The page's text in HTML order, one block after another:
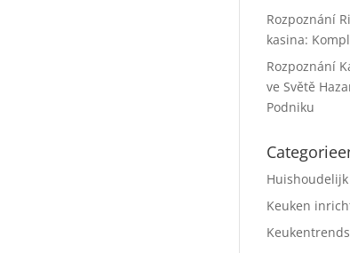
Rozpoznání
kasina:
Rozpoznání
ve Světě
Podniku
Huishoudelijk
Keuken